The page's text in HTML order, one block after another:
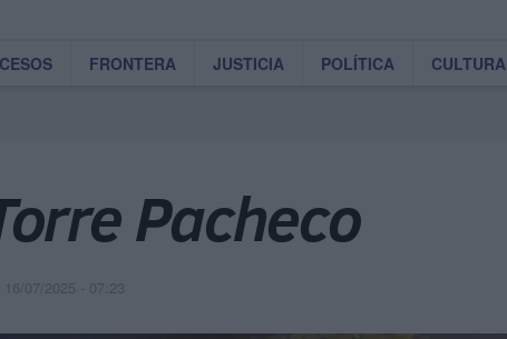
FRONTERA JUSTICIA POLÍTICA CULTURA
Pacheco
16/07/2025 - 07:23